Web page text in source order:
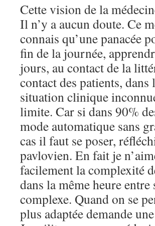
Cette vision de la
Il n’y a aucun doute. Ce
connais qu’une panacée
fin de la journée,
jours, au contact de la
contact des patients,
situation clinique
limite. Car si dans 90%
mode automatique sans
cas il faut se poser,
pavlovien. En fait je
facilement la complexité
dans la même heure
complexe. Quand on se
plus adaptée demande